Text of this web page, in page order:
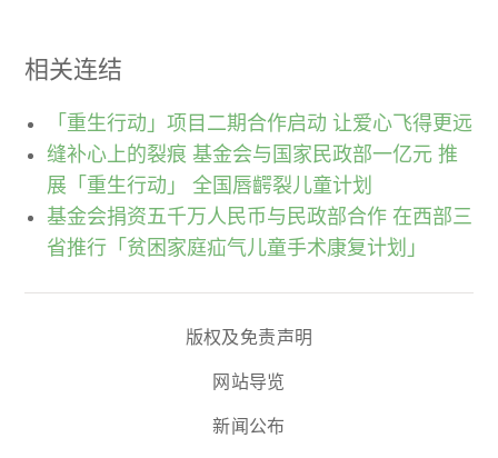
相关连结
「重生行动」项目二期合作启动 让爱心飞得更远
缝补心上的裂痕 基金会与国家民政部一亿元 推
展「重生行动」 全国唇齶裂儿童计划
基金会捐资五千万人民币与民政部合作 在西部三
省推行「贫困家庭疝气儿童手术康复计划」
版权及免责声明
网站导览
新闻公布